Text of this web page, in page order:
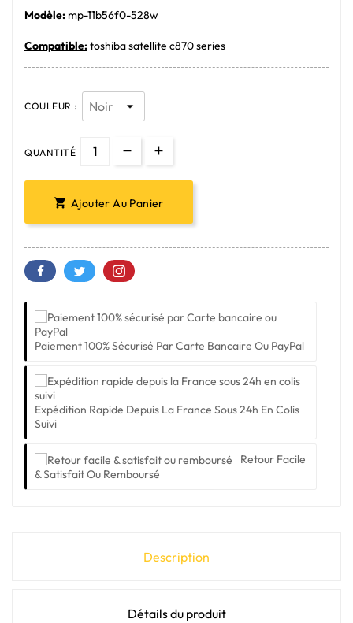
Modèle: mp-11b56f0-528w
Compatible:toshiba satellite c870 series
COULEUR :
QUANTITÉ
 Ajouter Au Panier
Paiement 100% Sécurisé Par Carte Bancaire Ou PayPal
Expédition Rapide Depuis La France Sous 24h En Colis
Suivi
Retour Facile
& Satisfait Ou Remboursé
Description
Détails du produit